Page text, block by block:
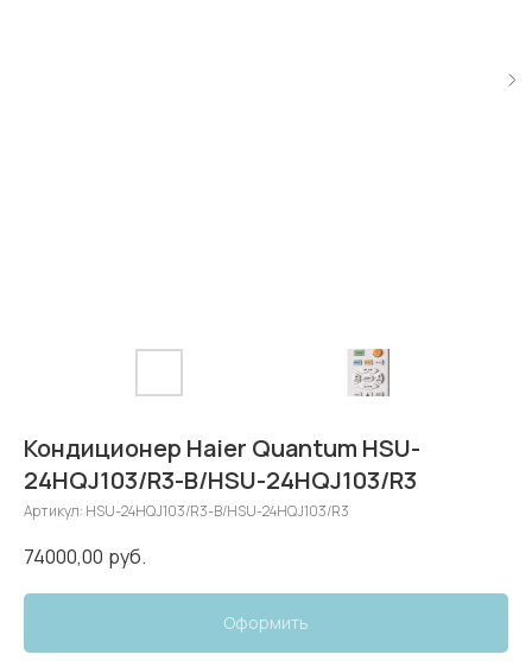
Кондиционер Haier Quantum HSU-
24HQJ103/R3-B/HSU-24HQJ103/R3
Артикул: HSU-24HQJ103/R3-B/HSU-24HQJ103/R3
74000,00 руб.
Оформить